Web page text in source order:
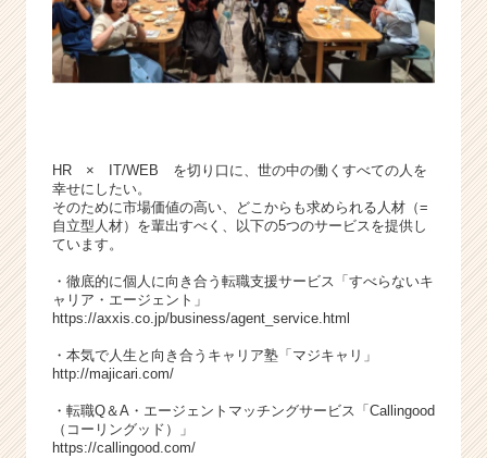
HR × IT/WEB を切り口に、世の中の働くすべての人を
幸せにしたい。
そのために市場価値の高い、どこからも求められる人材（=
自立型人材）を輩出すべく、以下の5つのサービスを提供し
ています。
・徹底的に個人に向き合う転職支援サービス「すべらないキ
ャリア・エージェント」
https://axxis.co.jp/business/agent_service.html
・本気で人生と向き合うキャリア塾「マジキャリ」
http://majicari.com/
・転職Q＆A・エージェントマッチングサービス「Callingood
（コーリングッド）」
https://callingood.com/